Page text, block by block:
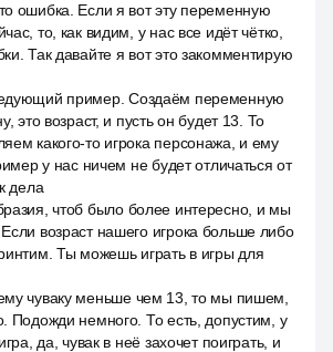
ошибка. Если я вот эту переменную
то, как видим, у нас все идёт чётко,
Так давайте я вот это закомментирую
пример. Создаём переменную
это возраст, и пусть он будет 13. То
какого-то игрока персонажа, и ему
у нас ничем не будет отличаться от
дела
чтоб было более интересно, и мы
возраст нашего игрока больше либо
Ты можешь играть в игры для
чуваку меньше чем 13, то мы пишем,
Подожди немного. То есть, допустим, у
да, чувак в неё захочет поиграть, и